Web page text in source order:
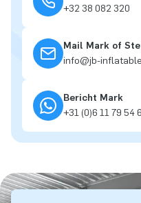
+32 38 082 320
Mail Mark of
info@jb-
Bericht Mark
+31 (0)6 11 79 54